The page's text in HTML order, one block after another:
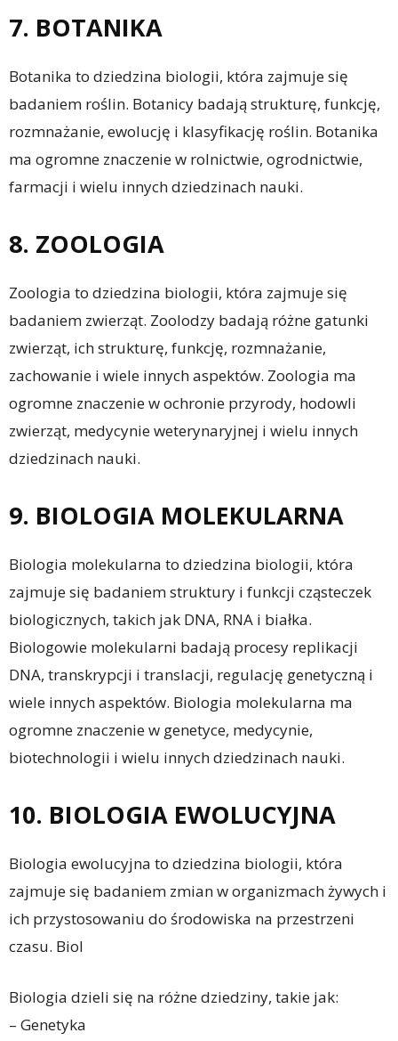
7. BOTANIKA
Botanika to dziedzina biologii, która zajmuje się
badaniem roślin. Botanicy badają strukturę, funkcję,
rozmnażanie, ewolucję i klasyfikację roślin. Botanika
ma ogromne znaczenie w rolnictwie, ogrodnictwie,
farmacji i wielu innych dziedzinach nauki.
8. ZOOLOGIA
Zoologia to dziedzina biologii, która zajmuje się
badaniem zwierząt. Zoolodzy badają różne gatunki
zwierząt, ich strukturę, funkcję, rozmnażanie,
zachowanie i wiele innych aspektów. Zoologia ma
ogromne znaczenie w ochronie przyrody, hodowli
zwierząt, medycynie weterynaryjnej i wielu innych
dziedzinach nauki.
9. BIOLOGIA MOLEKULARNA
Biologia molekularna to dziedzina biologii, która
zajmuje się badaniem struktury i funkcji cząsteczek
biologicznych, takich jak DNA, RNA i białka.
Biologowie molekularni badają procesy replikacji
DNA, transkrypcji i translacji, regulację genetyczną i
wiele innych aspektów. Biologia molekularna ma
ogromne znaczenie w genetyce, medycynie,
biotechnologii i wielu innych dziedzinach nauki.
10. BIOLOGIA EWOLUCYJNA
Biologia ewolucyjna to dziedzina biologii, która
zajmuje się badaniem zmian w organizmach żywych i
ich przystosowaniu do środowiska na przestrzeni
czasu. Biol
Biologia dzieli się na różne dziedziny, takie jak:
– Genetyka